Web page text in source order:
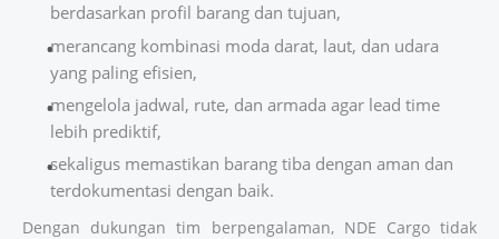
berdasarkan profil barang dan tujuan,
merancang kombinasi moda darat, laut, dan udara
yang paling efisien,
mengelola jadwal, rute, dan armada agar lead time
lebih prediktif,
sekaligus memastikan barang tiba dengan aman dan
terdokumentasi dengan baik.
Dengan dukungan tim berpengalaman, NDE Cargo tidak